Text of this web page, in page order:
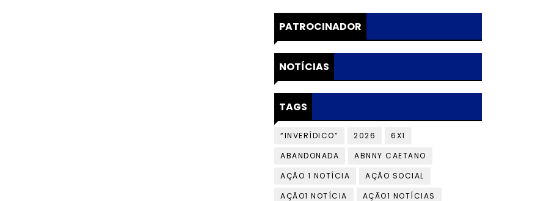
PATROCINADOR
NOTÍCIAS
TAGS
“INVERÍDICO” 2026
6X1
ABANDONADA
ABNNY CAETANO
AÇÃO 1 NOTÍCIA
AÇÃO SOCIAL
AÇÃO1 NOTÍCIA
AÇÃO1 NOTÍCIAS